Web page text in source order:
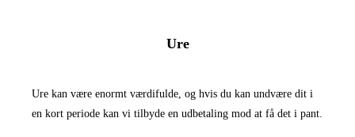
Ure
Ure kan være enormt værdifulde, og hvis du kan undvære dit i
en kort periode kan vi tilbyde en udbetaling mod at få det i pant.